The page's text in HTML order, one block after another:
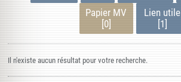
Papier MV
[0]
Lien utile
[1]
Il n'existe aucun résultat pour votre recherche.